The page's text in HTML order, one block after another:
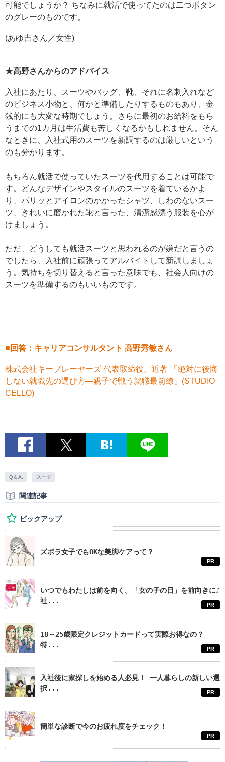
可能でしょうか？ ちなみに就活で使ってたのは二つボタン
のグレーのものです。
(あゆ吉さん／女性)
★高野さんからのアドバイス
入社にあたり、スーツやバッグ、靴、それに名刺入れなど
のビジネス小物と、何かと準備したりするものもあり、金
銭的にも大変な時期でしょう。さらに最初のお給料をもら
うまでの1カ月は生活費も苦しくなるかもしれません。そん
なときに、入社式用のスーツを新調するのは厳しいという
のも分かります。
もちろん就活で使っていたスーツを代用することは可能で
す。どんなデザインやスタイルのスーツを着ているかよ
り、パリッとアイロンのかかったシャツ、しわのないスー
ツ、きれいに磨かれた靴と言った、清潔感漂う服装を心が
けましょう。
ただ、どうしても就活スーツと思われるのが嫌だと言うの
でしたら、入社前に頑張ってアルバイトして新調しましょ
う。気持ちを切り替えると言った意味でも、社会人向けの
スーツを準備するのもいいものです。
■回答： キャリアコンサルタント 高野秀敏さん
株式会社キープレーヤーズ 代表取締役。近著 「絶対に後悔
しない就職先の選び方―親子で戦う就職最前線」(STUDIO
CELLO)
Q＆A. スーツ
関連記事
ピックアップ
ズボラ女子でもOKな美脚ケアって？
PR
いつでもわたしは前を向く。「女の子の日」を前向きに♪
社...
PR
18～25歳限定クレジットカードって実際お得なの？
特...
PR
入社後に家探しを始める人必見！ 一人暮らしの新しい選
択...
PR
簡単な診断で今のお疲れ度をチェック！
PR